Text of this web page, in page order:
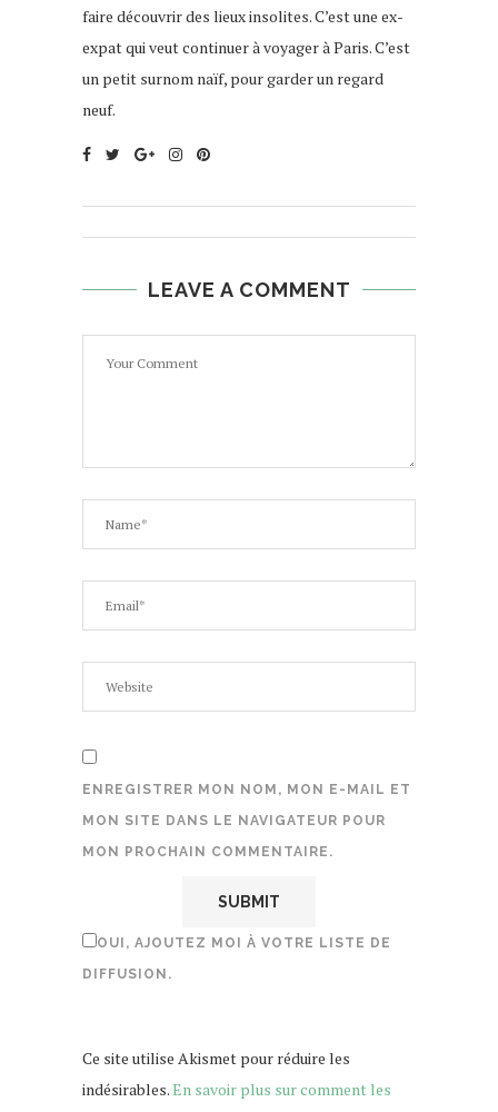
faire découvrir des lieux insolites. C’est une ex-
expat qui veut continuer à voyager à Paris. C’est
un petit surnom naïf, pour garder un regard
neuf.
LEAVE A COMMENT
ENREGISTRER MON NOM, MON E-MAIL ET
MON SITE DANS LE NAVIGATEUR POUR
MON PROCHAIN COMMENTAIRE.
OUI, AJOUTEZ MOI À VOTRE LISTE DE
DIFFUSION.
Ce site utilise Akismet pour réduire les
indésirables.En savoir plus sur comment les